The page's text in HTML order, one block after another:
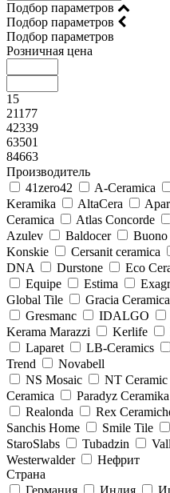
Подбор параметров
Подбор параметров
Подбор параметров
Розничная цена
15
21177
42339
63501
84663
Производитель
41zero42
A-Ceramica
Keramika
AltaCera
Ceramica
Atlas Concorde
Azulev
Baldocer Buono
Konskie
Cersanit ceramica
DNA
Durstone Eco
Equipe
Estima
Global Tile
Gracia Ceramica
Gresmanc
IDALGO
Kerama Marazzi
Kerlife
Laparet
LB-Ceramics
Trend
Novabell
NS Mosaic
NT Ceramic
Ceramica
Paradyz Сeramika
Realonda
Rex
Sanchis Home
Smile Tile
StaroSlabs
Tubadzin
Westerwalder
Нефрит
Страна
Германия
Индия